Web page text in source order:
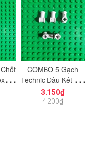
11
COMBO 5 Gạch
Technic Đầu Kết Nối
Vuông Góc NO.912 -
Phụ Kiện MOC
3.150₫
4.200₫